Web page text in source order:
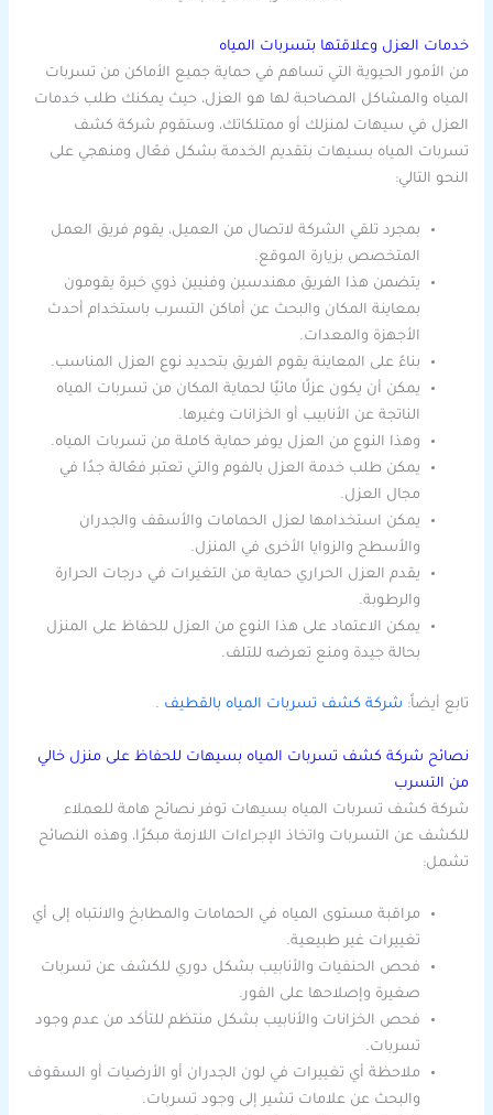
خدمات العزل وعلاقتها بتسربات المياه
من الأمور الحيوية التي تساهم في حماية جميع الأماكن من تسربات
المياه والمشاكل المصاحبة لها هو العزل، حيث يمكنك طلب خدمات
العزل في سيهات لمنزلك أو ممتلكاتك، وستقوم شركة كشف
تسربات المياه بسيهات بتقديم الخدمة بشكل فعّال ومنهجي على
النحو التالي:
بمجرد تلقي الشركة لاتصال من العميل، يقوم فريق العمل
المتخصص بزيارة الموقع.
يتضمن هذا الفريق مهندسين وفنيين ذوي خبرة يقومون
بمعاينة المكان والبحث عن أماكن التسرب باستخدام أحدث
الأجهزة والمعدات.
بناءً على المعاينة يقوم الفريق بتحديد نوع العزل المناسب.
يمكن أن يكون عزلًا مائيًا لحماية المكان من تسربات المياه
الناتجة عن الأنابيب أو الخزانات وغيرها.
وهذا النوع من العزل يوفر حماية كاملة من تسربات المياه.
يمكن طلب خدمة العزل بالفوم والتي تعتبر فعّالة جدًا في
مجال العزل.
يمكن استخدامها لعزل الحمامات والأسقف والجدران
والأسطح والزوايا الأخرى في المنزل.
يقدم العزل الحراري حماية من التغيرات في درجات الحرارة
والرطوبة.
يمكن الاعتماد على هذا النوع من العزل للحفاظ على المنزل
بحالة جيدة ومنع تعرضه للتلف.
تابع أيضاً: شركة كشف تسربات المياه بالقطيف .
نصائح شركة كشف تسربات المياه بسيهات للحفاظ على منزل خالي
من التسرب
شركة كشف تسربات المياه بسيهات توفر نصائح هامة للعملاء
للكشف عن التسربات واتخاذ الإجراءات اللازمة مبكرًا، وهذه النصائح
تشمل:
مراقبة مستوى المياه في الحمامات والمطابخ والانتباه إلى أي
تغييرات غير طبيعية.
فحص الحنفيات والأنابيب بشكل دوري للكشف عن تسربات
صغيرة وإصلاحها على الفور.
فحص الخزانات والأنابيب بشكل منتظم للتأكد من عدم وجود
تسربات.
ملاحظة أي تغييرات في لون الجدران أو الأرضيات أو السقوف
والبحث عن علامات تشير إلى وجود تسربات.